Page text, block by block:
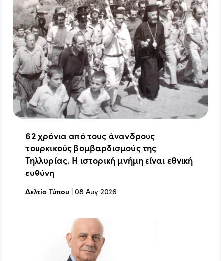
62 χρόνια από τους άνανδρους
τουρκικούς βομβαρδισμούς της
Τηλλυρίας. Η ιστορική μνήμη είναι εθνική
ευθύνη
Δελτίο Τύπου |08 Αυγ 2026